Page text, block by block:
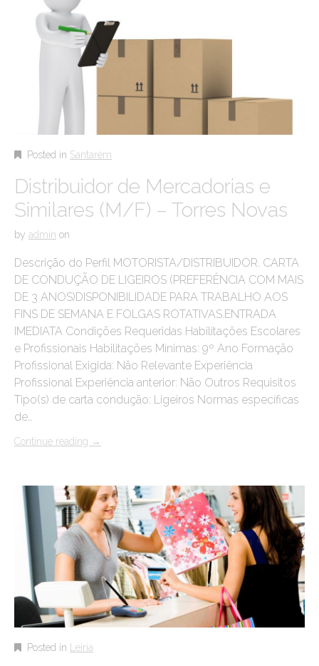
Posted in Santarém
Distribuidor de Mercadorias e
Similares (M/F) – Torres Novas
by admin on
Descrição do Perfil MOTORISTA/DISTRIBUIDOR. CARTA
DE CONDUÇÃO DE LIGEIROS (PREFERÊNCIA COM MAIS
DE 3 ANOS)DISPONIBILIDADE PARA TRABALHO AOS
FINS DE SEMANA E FOLGAS ROTATIVAS.ENTRADA
IMEDIATA Condições Requeridas Habilitações Escolares
e Profissionais Habilitações Mínimas: 9º Ano Formação
Profissional Exigida: Não Relevante Experiência
Profissional Experiência anterior: Não Outros Requisitos
Tipo(s) de carta condução: Ligeiros Normas específicas
de…
Continue reading →
Posted in Leiria